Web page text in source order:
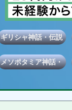
ギリシャ神話・伝説
メソポタミア神話・